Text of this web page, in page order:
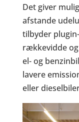
Det giver
afstande
tilbyder
rækkevidde
el- og
lavere
eller